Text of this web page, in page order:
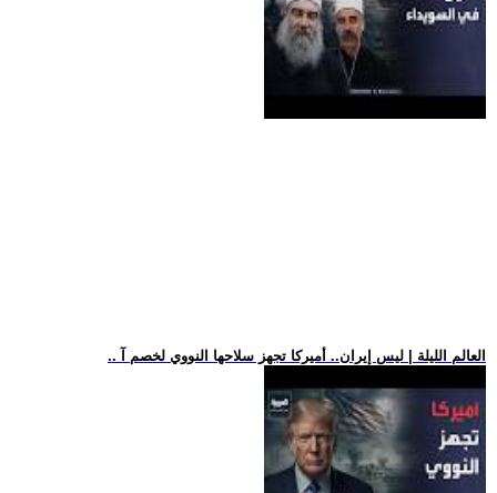
.. العالم الليلة | ليس إيران.. أميركا تجهز سلاحها النووي لخصم آ